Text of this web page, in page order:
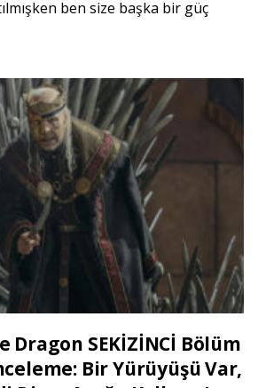
ben size başka bir güç
Dragon SEKİZİNCİ Bölüm
Bir Yürüyüşü Var,